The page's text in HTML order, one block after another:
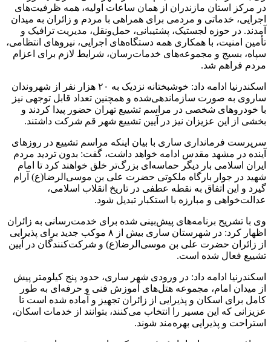
در مرکز استان مازندران از همان ساعات اولیه، همه ظرفیت‌های
اجرایی، خدماتی و مردمی برای همراهی با مردم و زائران به میدان
آمدند. در حوزه لجستیک، پشتیبانی، حمل‌ونقل، مدیریت ترافیک و
تأمین امنیت، با همکاری همه دستگاه‌های اجرایی، نیروهای انتظامی،
سپاه، بسیج و مجموعه‌های خدمات‌رسان، شرایط لازم برای اعزام
مردم فراهم شد.
اسکندرنیا ادامه داد: خوشبختانه نزدیک به ۲۰ هزار نفر از شهروندان
ساروی به صورت سازماندهی‌شده و همچنین تعداد قابل توجهی نیز
با خودروهای شخصی در مراسم تشییع تهران حضور پیدا کردند و
بخشی از این عزیزان نیز در آیین تشییع شهر قم شرکت داشتند.
سرپرست فرمانداری ساری با بیان اینکه مراسم تشییع در روزهای
آینده در مشهد مقدس ادامه خواهد داشت، گفت: بدون تردید مردم
ایران اسلامی بار دیگر حماسه‌ای بزرگ‌تر خلق خواهند کرد تا امام
شهید در جوار بارگاه ملکوتی حضرت علی بن موسی‌الرضا(ع) آرام
گیرد و این اتفاق به نقطه عطفی در تاریخ انقلاب اسلامی،
عدالت‌خواهی و مبارزه با استکبار تبدیل شود.
وی با تشریح برنامه‌های پیش‌بینی شده برای خدمت‌رسانی به زائران
اظهار کرد: در شهرستان ساری بیش از ۸ موکب جدید برای پذیرایی
از زائران حضرت علی بن موسی‌الرضا(ع) و شرکت‌کنندگان در آیین
تشییع فعال شده است.
اسکندرنیا ادامه داد: در ورودی شهر ساری، حدود پنج کیلومتر پیش
از میدان امام، مجموعه هتل‌های آموزش فنی و حرفه‌ای به طور
کامل برای اسکان و پذیرایی از زائران تجهیز و آماده شده است تا
عزیزانی که این مسیر را انتخاب می‌کنند، بتوانند از خدمات اسکان،
استراحت و پذیرایی بهره‌مند شوند.